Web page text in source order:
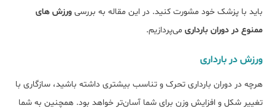
باید با پزشک خود مشورت کنید. در این مقاله به بررسی ورزش های
ممنوع در دوران بارداری می‌پردازیم.
ورزش در بارداری
هرچه در دوران بارداری تحرک و تناسب بیشتری داشته باشید، سازگاری با
تغییر شکل و افزایش وزن برای شما آسان‌تر خواهد بود. همچنین به شما